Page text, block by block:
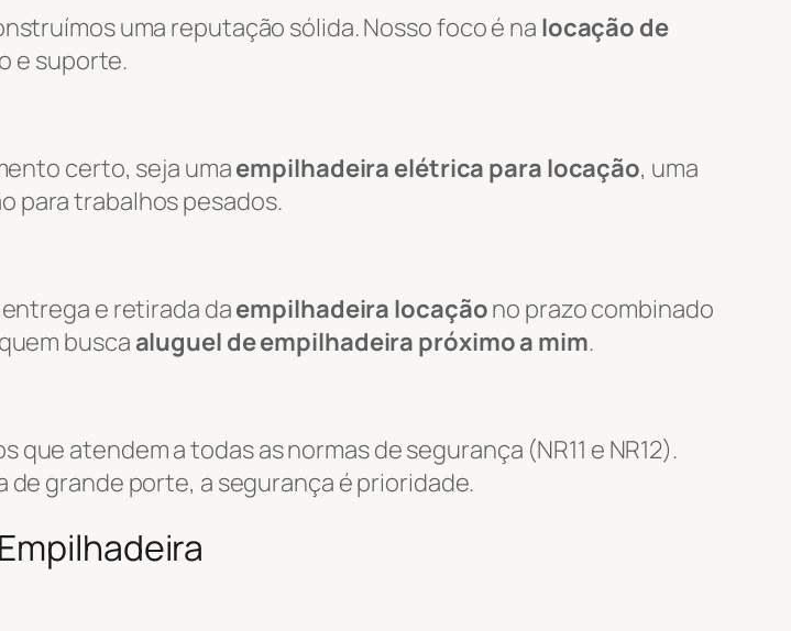
uma reputação sólida. Nosso foco é nalocação de
e suporte.
certo, seja umaempilhadeira elétrica para locação, uma
para trabalhos pesados.
e retirada daempilhadeira locaçãono prazo combinado
buscaaluguel de empilhadeira próximo a mim.
atendem a todas as normas de segurança (NR11 e NR12).
de grande porte, a segurança é prioridade.